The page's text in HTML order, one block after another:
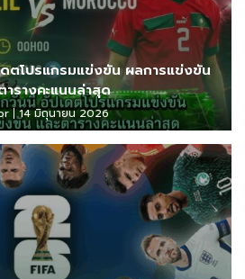
ตโปรแกรมแข่งขัน ผลการแข่งขัน
ารางคะแนนล่าสุด
14 มิถุนายน 2026